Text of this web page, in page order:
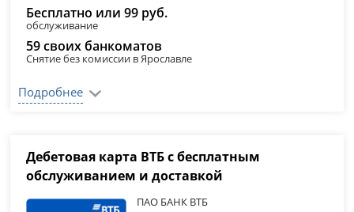
Бесплатно или 99 руб.
обслуживание
59 своих банкоматов
Снятие без комиссии в Ярославле
Подробнее
Дебетовая карта ВТБ с бесплатным
обслуживанием и доставкой
ПАО БАНК ВТБ